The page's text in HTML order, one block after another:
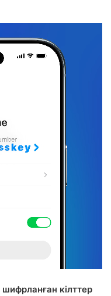
шифрланған кілттер